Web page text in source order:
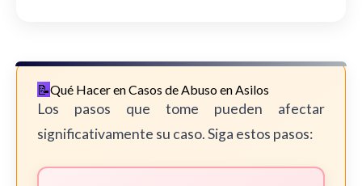
Qué Hacer en Casos de Abuso en Asilos
Los pasos que tome pueden afectar
significativamente su caso. Siga estos pasos: